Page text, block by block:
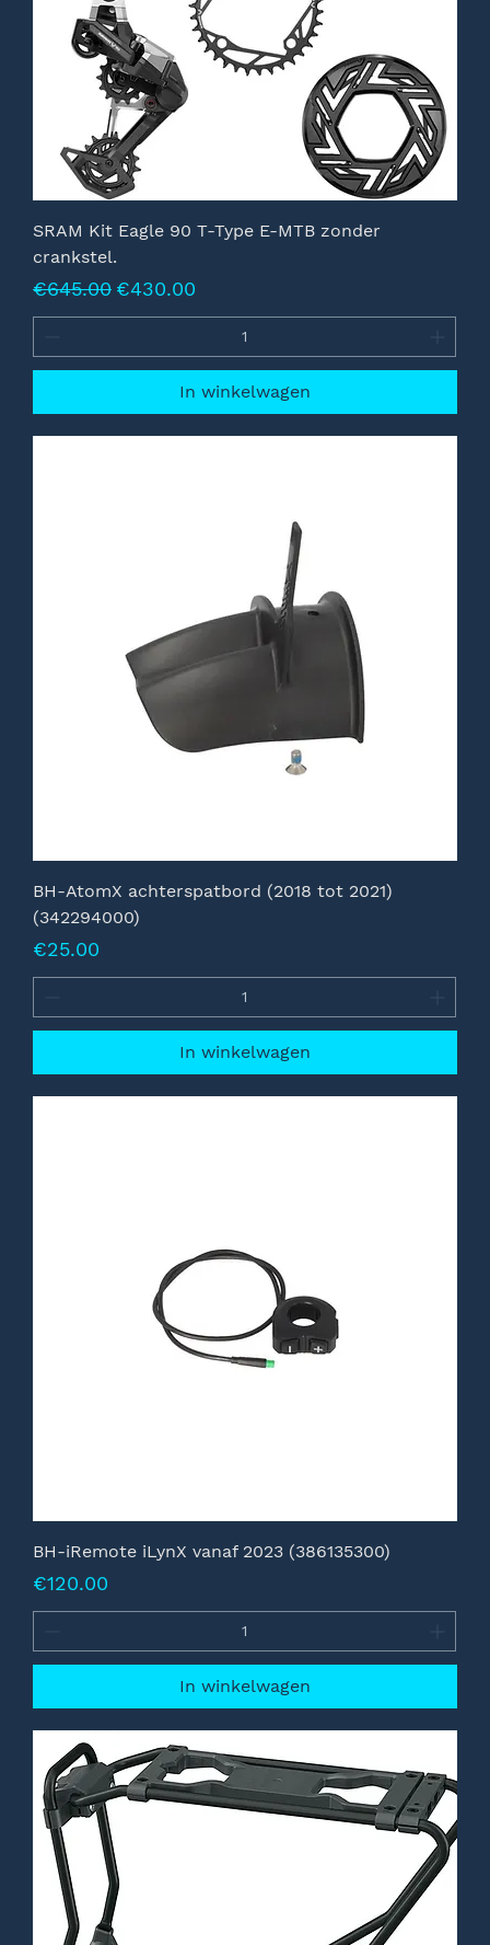
SRAM Kit Eagle 90 T-Type E-MTB zonder
crankstel.
Normale prijs
€645.00 Verkoopprijs
€430.00
In winkelwagen
BH-AtomX achterspatbord (2018 tot 2021)
(342294000)
Prijs
€25.00
In winkelwagen
BH-iRemote iLynX vanaf 2023 (386135300)
Prijs
€120.00
In winkelwagen